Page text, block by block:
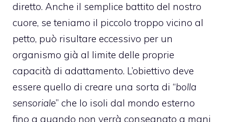
diretto. Anche il semplice battito del nostro
cuore, se teniamo il piccolo troppo vicino al
petto, può risultare eccessivo per un
organismo già al limite delle proprie
capacità di adattamento. L’obiettivo deve
essere quello di creare una sorta di “bolla
sensoriale” che lo isoli dal mondo esterno
fino a quando non verrà consegnato a mani